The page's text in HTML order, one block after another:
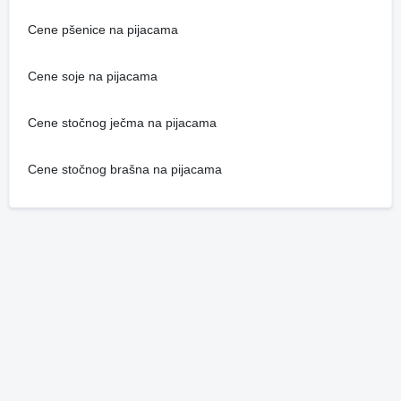
Cene pšenice na pijacama
Cene soje na pijacama
Cene stočnog ječma na pijacama
Cene stočnog brašna na pijacama